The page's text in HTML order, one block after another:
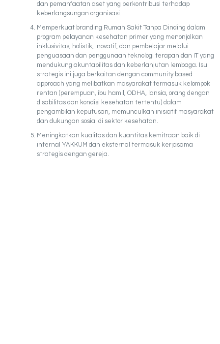
dan pemanfaatan aset yang berkontribusi terhadap
keberlangsungan organisasi.
Memperkuat branding Rumah Sakit Tanpa Dinding dalam
program pelayanan kesehatan primer yang menonjolkan
inklusivitas, holistik, inovatif, dan pembelajar melalui
penguasaan dan penggunaan teknologi terapan dan IT yang
mendukung akuntabilitas dan keberlanjutan lembaga. Isu
strategis ini juga berkaitan dengan community based
approach yang melibatkan masyarakat termasuk kelompok
rentan (perempuan, ibu hamil, ODHA, lansia, orang dengan
disabilitas dan kondisi kesehatan tertentu) dalam
pengambilan keputusan, memunculkan inisiatif masyarakat
dan dukungan sosial di sektor kesehatan.
Meningkatkan kualitas dan kuantitas kemitraan baik di
internal YAKKUM dan eksternal termasuk kerjasama
strategis dengan gereja.